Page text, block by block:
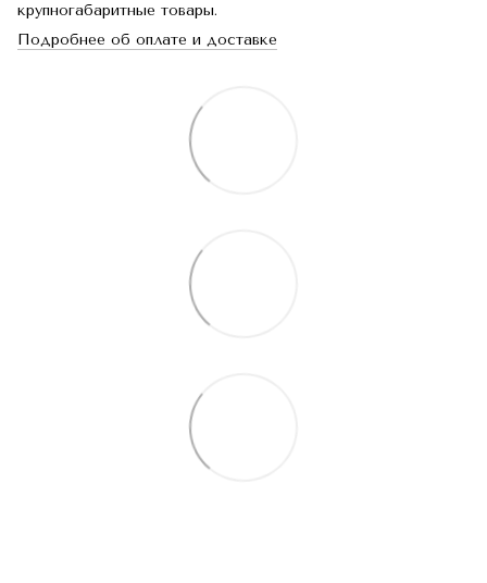
крупногабаритные товары.
Подробнее об оплате и доставке